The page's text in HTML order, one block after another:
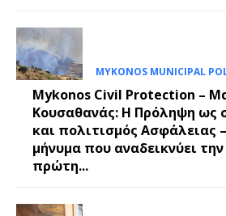
MYKONOS MUNICIPAL
Mykonos Civil Protection –
Κουσαθανάς: Η Πρόληψη ως
και πολιτισμός Ασφάλειας
μήνυμα που αναδεικνύει
πρώτη...